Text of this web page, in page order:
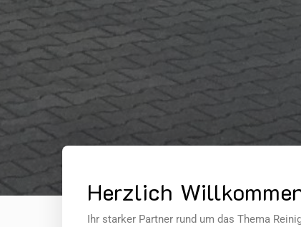
Herzlich
Ihr starker Partner rund um das Thema